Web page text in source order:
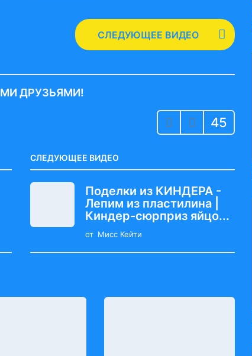
СЛЕДУЮЩЕЕ ВИДЕО
ДРУЗЬЯМИ!
45
СЛЕДУЮЩЕЕ ВИДЕО
Поделки из КИНДЕРА -
Лепим из пластилина |
Киндер-сюрприз яйцо...
от Мисс Кейти